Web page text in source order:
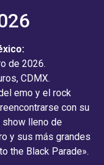
de 2026.
CDMX.
emo y el rock
con su
show lleno de
y sus más grandes
the Black Parade».